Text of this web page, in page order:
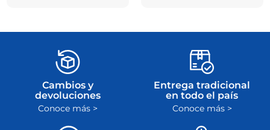
Cambios y
devoluciones
Conoce más >
Entrega tradicional
en todo el país
Conoce más >